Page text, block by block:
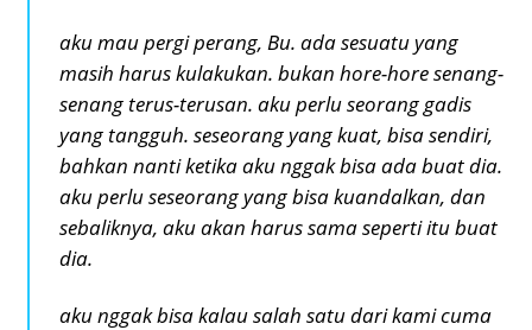
aku mau pergi perang, Bu. ada sesuatu yang
masih harus kulakukan. bukan hore-hore senang-
senang terus-terusan. aku perlu seorang gadis
yang tangguh. seseorang yang kuat, bisa sendiri,
bahkan nanti ketika aku nggak bisa ada buat dia.
aku perlu seseorang yang bisa kuandalkan, dan
sebaliknya, aku akan harus sama seperti itu buat
dia.
aku nggak bisa kalau salah satu dari kami cuma